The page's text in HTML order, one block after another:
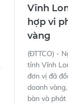
Vĩnh
hợp vi
vàng
(ĐTTCO) -
tỉnh Vĩnh
đơn vị đã
doanh
bàn và